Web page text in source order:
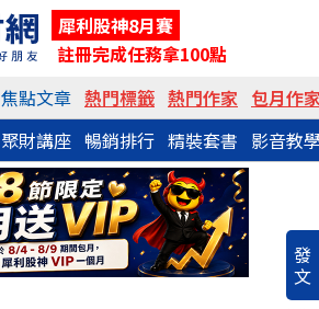
犀利股神8月賽
註冊完成任務拿100點
焦點文章 熱門標籤 熱門作家 包月作
聚財講座 暢銷排行 精裝套書 影音教
發
文